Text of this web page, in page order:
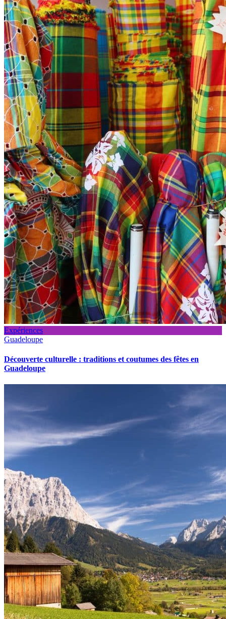
Expériences
Guadeloupe
Découverte culturelle : traditions et coutumes des fêtes en
Guadeloupe